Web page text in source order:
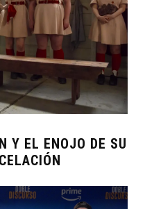
Y EL ENOJO DE SU